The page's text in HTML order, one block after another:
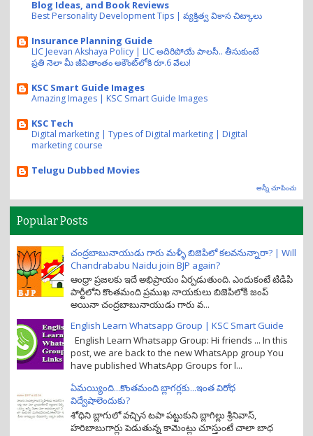
Blog Ideas, and Book Reviews
Best Personality Development Tips | వ్యక్తిత్వ వికాస చిట్కాలు
Insurance Planning Guide
LIC Jeevan Akshaya Policy | LIC అదిరిపోయే పాలసీ.. తీసుకుంటే
ప్రతి నెలా మీ జీవితాంతం అకౌంట్‌లోకి రూ.6 వేలు!
KSC Smart Guide Images
Amazing Images | KSC Smart Guide Images
KSC Tech
Digital marketing | Types of Digital marketing | Digital
marketing course
Telugu Dubbed Movies
అన్నీ చూపించు
Popular Posts
చంద్రబాబునాయుడు గారు మళ్ళీ బిజెపిలో కలవనున్నారా? | Will
Chandrababu Naidu join BJP again?
ఆంధ్రా ప్రజలకు ఇదే అభిప్రాయం ఏర్పడుతుంది. ఎందుకంటే టిడిపి
పార్టీలోని కొంతమంది ప్రముఖ నాయకులు బిజెపిలోకి జంప్
అయినా చంద్రబాబునాయుడు గారు వ...
English Learn Whatsapp Group | KSC Smart Guide
English Learn Whatsapp Group: Hi friends ... In this
post, we are back to the new WhatsApp group You
have published WhatsApp Groups for l...
ఏమయ్యింది...కొంతమంది బ్లాగర్లకు...ఇంత విరోధ
విద్వేషాలెందుకు?
శోధిని బ్లాగులో వచ్చిన టపా పట్టుకుని బ్లాగిల్లు శ్రీనివాస్,
హరిబాబుగార్లు పెడుతున్న కామెంట్లు చూస్తుంటే చాలా బాధ